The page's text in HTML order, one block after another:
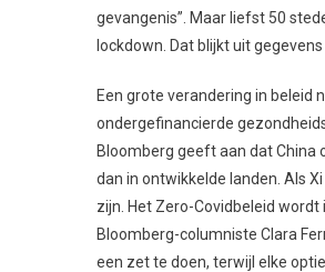
gevangenis”. Maar liefst 50
lockdown. Dat blijkt uit
Een grote verandering in beleid
ondergefinancierde
Bloomberg geeft aan dat China
dan in ontwikkelde landen. Als
zijn. Het Zero-Covidbeleid
Bloomberg-columniste Clara
een zet te doen, terwijl elke